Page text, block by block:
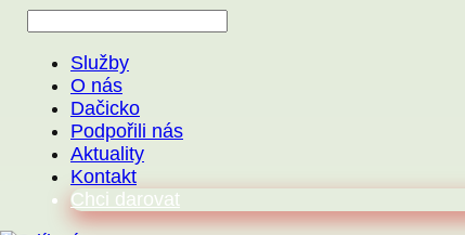
Služby
O nás
Dačicko
Podpořili nás
Aktuality
Kontakt
Chci darovat